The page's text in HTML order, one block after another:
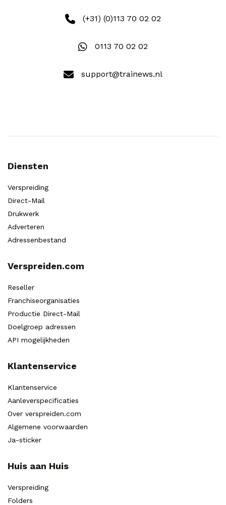
(+31) (0)113 70 02 02
0113 70 02 02
support@trainews.nl
Diensten
Verspreiding
Direct-Mail
Drukwerk
Adverteren
Adressenbestand
Verspreiden.com
Reseller
Franchiseorganisaties
Productie Direct-Mail
Doelgroep adressen
API mogelijkheden
Klantenservice
Klantenservice
Aanleverspecificaties
Over verspreiden.com
Algemene voorwaarden
Ja-sticker
Huis aan Huis
Verspreiding
Folders